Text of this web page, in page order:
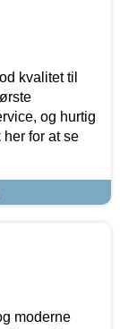
kvalitet til
og hurtig
her for at se
moderne